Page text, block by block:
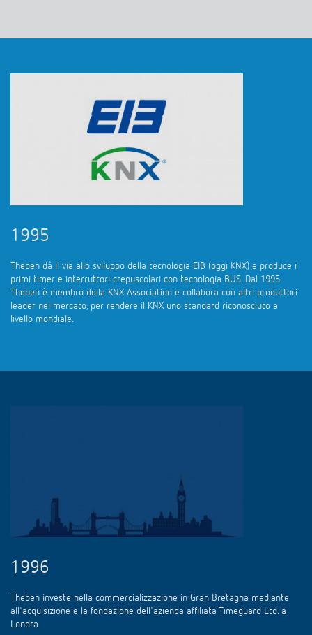
1995
Theben dà il via allo sviluppo della tecnologia EIB (oggi KNX) e produce i
primi timer e interruttori crepuscolari con tecnologia BUS. Dal 1995
Theben è membro della KNX Association e collabora con altri produttori
leader nel mercato, per rendere il KNX uno standard riconosciuto a
livello mondiale.
1996
Theben investe nella commercializzazione in Gran Bretagna mediante
all'acquisizione e la fondazione dell'azienda affiliata Timeguard Ltd. a
Londra